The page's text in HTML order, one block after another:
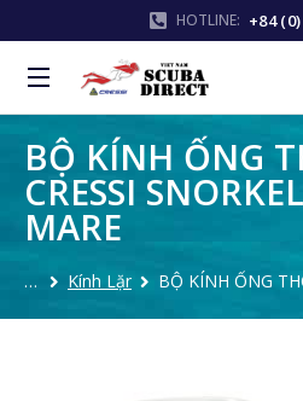
HOTLINE: +84
BỘ KÍNH ỐNG
CRESSI
MARE
You are here:
Kính Lặn BỘ KÍNH ỐNG